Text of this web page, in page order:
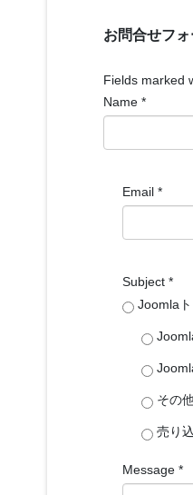
お問合せフォ
Fields marked
Name *
Email*
Subject*
Joomla
その
売り
Message*